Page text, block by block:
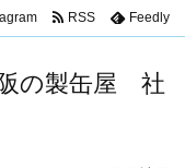
阪の製缶屋 社
RSS Feedly